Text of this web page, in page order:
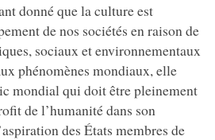
donné que la culture est
de nos sociétés en raison de
sociaux et environnementaux
phénomènes mondiaux, elle
mondial qui doit être pleinement
de l’humanité dans son
des États membres de